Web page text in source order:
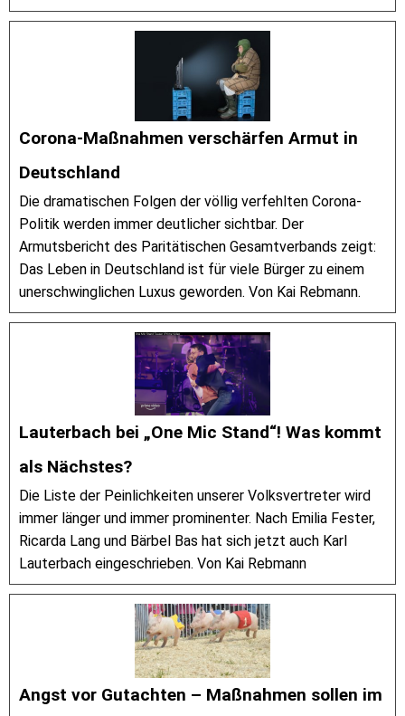
Corona-Maßnahmen verschärfen Armut in
Deutschland
Die dramatischen Folgen der völlig verfehlten Corona-
Politik werden immer deutlicher sichtbar. Der
Armutsbericht des Paritätischen Gesamtverbands zeigt:
Das Leben in Deutschland ist für viele Bürger zu einem
unerschwinglichen Luxus geworden. Von Kai Rebmann.
Lauterbach bei „One Mic Stand“! Was kommt
als Nächstes?
Die Liste der Peinlichkeiten unserer Volksvertreter wird
immer länger und immer prominenter. Nach Emilia Fester,
Ricarda Lang und Bärbel Bas hat sich jetzt auch Karl
Lauterbach eingeschrieben. Von Kai Rebmann
Angst vor Gutachten – Maßnahmen sollen im